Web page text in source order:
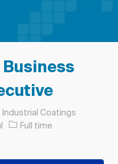
Business
Industrial Coatings
Tipul postului
Full time